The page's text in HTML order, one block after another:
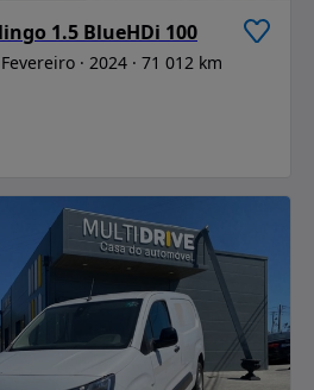
1.5 BlueHDi 100
Fevereiro 2024 71 012 km